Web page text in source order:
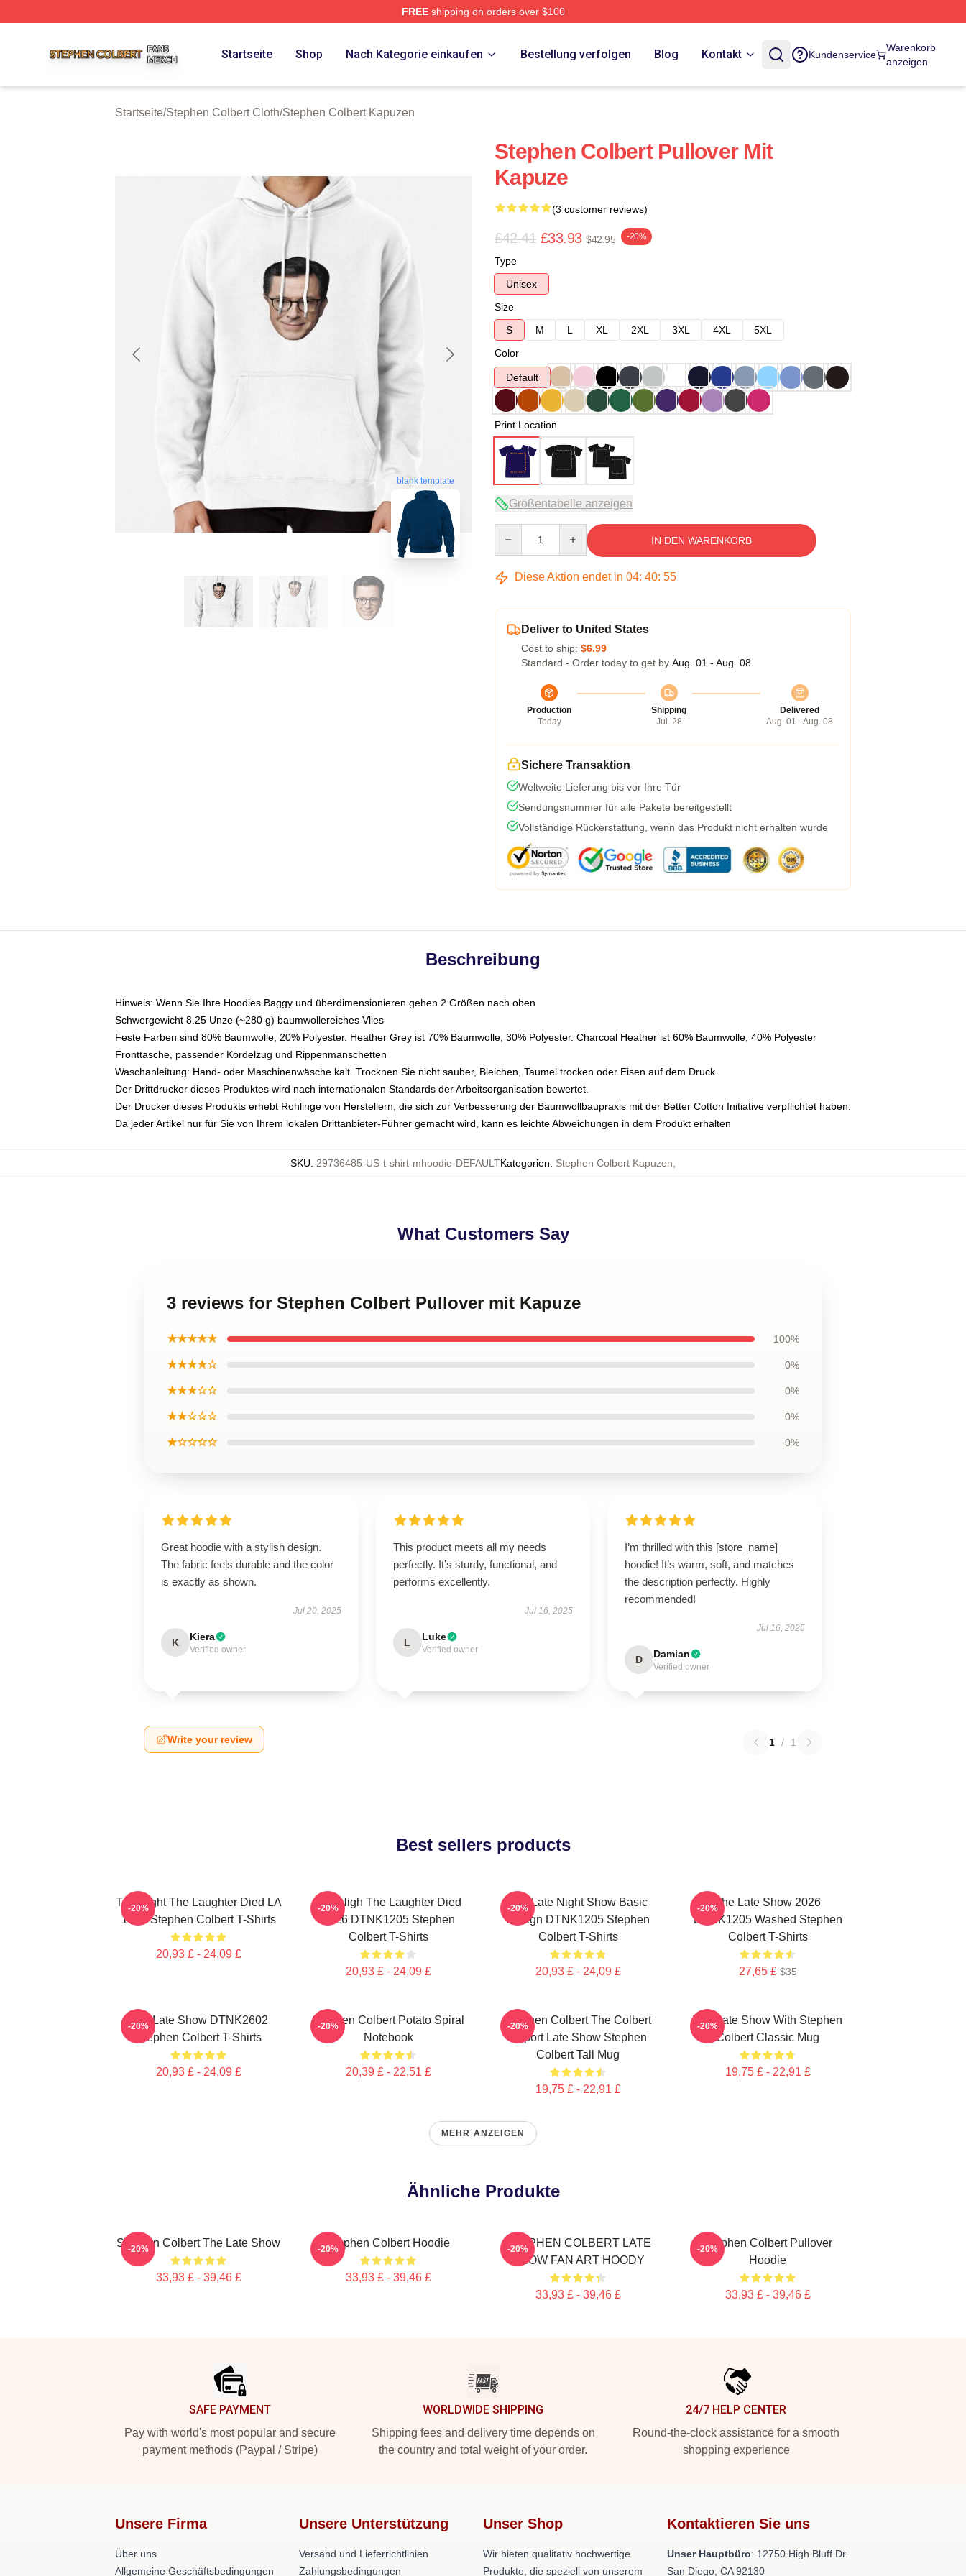
FREEshipping on orders over $100
Startseite Shop Nach Kategorie einkaufen Bestellung verfolgen Blog Kontakt Kundenservice
Warenkorb
anzeigen
Startseite/Stephen Colbert Cloth/Stephen Colbert Kapuzen
blank template
Stephen Colbert Pullover Mit
Kapuze
(3 customer reviews)
£42.41 £33.93 $42.95 -20%
Type
Unisex
Size
S
M L XL 2XL 3XL 4XL
5XL
Color
Default
Print Location
Größentabelle anzeigen
IN DEN WARENKORB
Diese Aktion endet in 04: 40: 54
Deliver to United States
Cost to ship: $6.99
Standard - Order today to get by Aug. 01 - Aug. 08
Production
Today
Shipping
Jul. 28
Delivered
Aug. 01 - Aug. 08
Sichere Transaktion
Weltweite Lieferung bis vor Ihre Tür
Sendungsnummer für alle Pakete bereitgestellt
Vollständige Rückerstattung, wenn das Produkt nicht erhalten wurde
Beschreibung
Hinweis: Wenn Sie Ihre Hoodies Baggy und überdimensionieren gehen 2 Größen nach oben
Schwergewicht 8.25 Unze (~280 g) baumwollereiches Vlies
Feste Farben sind 80% Baumwolle, 20% Polyester. Heather Grey ist 70% Baumwolle, 30% Polyester. Charcoal Heather ist 60% Baumwolle, 40% Polyester
Fronttasche, passender Kordelzug und Rippenmanschetten
Waschanleitung: Hand- oder Maschinenwäsche kalt. Trocknen Sie nicht sauber, Bleichen, Taumel trocken oder Eisen auf dem Druck
Der Drittdrucker dieses Produktes wird nach internationalen Standards der Arbeitsorganisation bewertet.
Der Drucker dieses Produkts erhebt Rohlinge von Herstellern, die sich zur Verbesserung der Baumwollbaupraxis mit der Better Cotton Initiative verpflichtet haben.
Da jeder Artikel nur für Sie von Ihrem lokalen Drittanbieter-Führer gemacht wird, kann es leichte Abweichungen in dem Produkt erhalten
SKU: 29736485-US-t-shirt-mhoodie-DEFAULTKategorien: Stephen Colbert Kapuzen
What Customers Say
3 reviews for Stephen Colbert Pullover mit Kapuze
★★★★★ 100%
★★★★☆ 0%
★★★☆☆ 0%
★★☆☆☆ 0%
★☆☆☆☆ 0%
Great hoodie with a stylish design.
The fabric feels durable and the color
is exactly as shown.
Jul 20, 2025
K Kiera
Verified owner
This product meets all my needs
perfectly. It’s sturdy, functional, and
performs excellently.
Jul 16, 2025
L Luke
Verified owner
I’m thrilled with this [store_name]
hoodie! It’s warm, soft, and matches
the description perfectly. Highly
recommended!
Jul 16, 2025
D Damian
Verified owner
Write your review 1 / 1
Best sellers products
The Night The Laughter Died LA
1405 Stephen Colbert T-Shirts
20,93 £ - 24,09 £
-20%
The Nigh The Laughter Died
2026 DTNK1205 Stephen
Colbert T-Shirts
20,93 £ - 24,09 £
-20%
The Late Night Show Basic
Design DTNK1205 Stephen
Colbert T-Shirts
20,93 £ - 24,09 £
-20%
The Late Show 2026
DTNK1205 Washed Stephen
Colbert T-Shirts
27,65 £ $35
-20%
The Late Show DTNK2602
Stephen Colbert T-Shirts
20,93 £ - 24,09 £
-20%
Stephen Colbert Potato Spiral
Notebook
20,39 £ - 22,51 £
-20%
Stephen Colbert The Colbert
Report Late Show Stephen
Colbert Tall Mug
19,75 £ - 22,91 £
-20%
The Late Show With Stephen
Colbert Classic Mug
19,75 £ - 22,91 £
-20%
MEHR ANZEIGEN
Ähnliche Produkte
Stephen Colbert The Late Show
33,93 £ - 39,46 £
-20% Stephen Colbert Hoodie
33,93 £ - 39,46 £
-20%
STEPHEN COLBERT LATE
SHOW FAN ART HOODY
33,93 £ - 39,46 £
-20%
Stephen Colbert Pullover
Hoodie
33,93 £ - 39,46 £
-20%
SAFE PAYMENT
Pay with world's most popular and secure
payment methods (Paypal / Stripe)
WORLDWIDE SHIPPING
Shipping fees and delivery time depends on
the country and total weight of your order.
24/7 HELP CENTER
Round-the-clock assistance for a smooth
shopping experience
Unsere Firma
Über uns
Allgemeine Geschäftsbedingungen
Unsere Unterstützung
Versand und Lieferrichtlinien
Zahlungsbedingungen
Unser Shop
Wir bieten qualitativ hochwertige
Produkte, die speziell von unserem
Kontaktieren Sie uns
Unser Hauptbüro: 12750 High Bluff Dr.
San Diego, CA 92130